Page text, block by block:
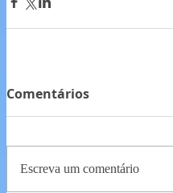
Comentários
Escreva um comentário